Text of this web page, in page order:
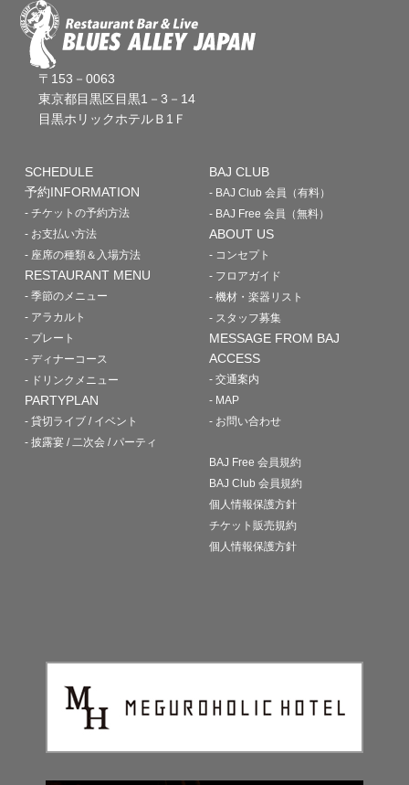
〒153－0063
東京都目黒区目黒1－3－14
目黒ホリックホテルＢ1Ｆ
SCHEDULE
予約INFORMATION
- チケットの予約方法
- お支払い方法
- 座席の種類＆入場方法
RESTAURANT MENU
- 季節のメニュー
- アラカルト
- プレート
- ディナーコース
- ドリンクメニュー
PARTYPLAN
- 貸切ライブ / イベント
- 披露宴 / 二次会 / パーティ
BAJ CLUB
- BAJ Club 会員（有料）
- BAJ Free 会員（無料）
ABOUT US
- コンセプト
- フロアガイド
- 機材・楽器リスト
- スタッフ募集
MESSAGE FROM BAJ
ACCESS
- 交通案内
- MAP
- お問い合わせ
BAJ Free 会員規約
BAJ Club 会員規約
個人情報保護方針
チケット販売規約
個人情報保護方針